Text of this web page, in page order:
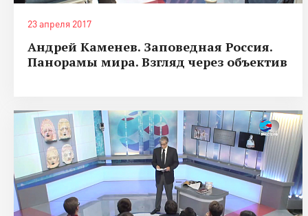
23 апреля 2017
Андрей Каменев. Заповедная Россия.
Панорамы мира. Взгляд через объектив